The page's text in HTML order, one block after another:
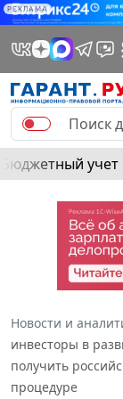
РЕКЛАМА
Бюджетный учет
Новости и
инвесторы в
получить
процедуре